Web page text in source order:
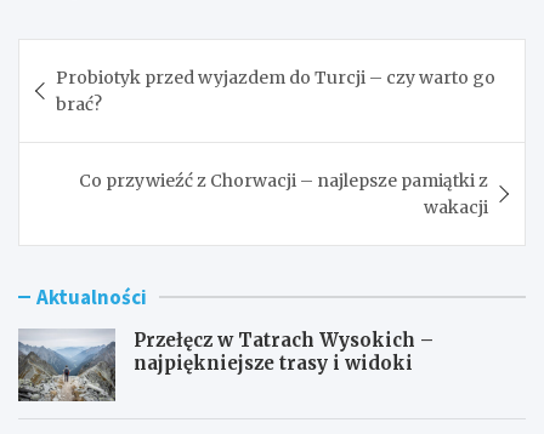
wpisu
Probiotyk przed wyjazdem do Turcji – czy warto go
brać?
Co przywieźć z Chorwacji – najlepsze pamiątki z
wakacji
Aktualności
Przełęcz w Tatrach Wysokich –
najpiękniejsze trasy i widoki